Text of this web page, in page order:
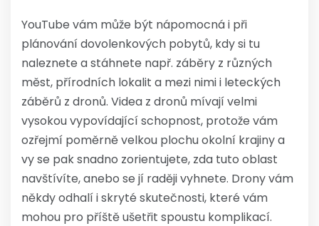
YouTube vám může být nápomocná i při
plánování dovolenkových pobytů, kdy si tu
naleznete a stáhnete např. záběry z různých
měst, přírodních lokalit a mezi nimi i leteckých
záběrů z dronů. Videa z dronů mívají velmi
vysokou vypovídající schopnost, protože vám
ozřejmí poměrně velkou plochu okolní krajiny a
vy se pak snadno zorientujete, zda tuto oblast
navštívíte, anebo se jí raději vyhnete. Drony vám
někdy odhalí i skryté skutečnosti, které vám
mohou pro příště ušetřit spoustu komplikací.